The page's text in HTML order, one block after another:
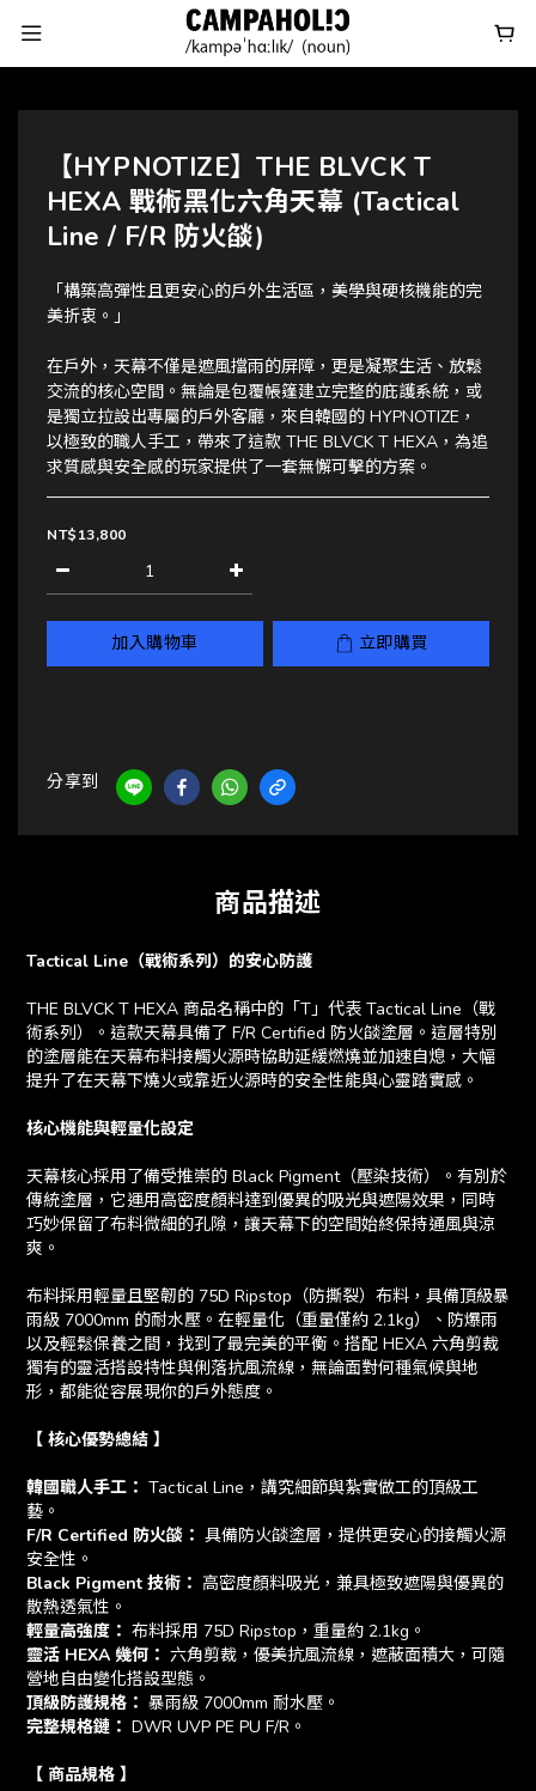
【HYPNOTIZE】THE BLVCK T
HEXA 戰術黑化六角天幕 (Tactical
Line / F/R 防火燄)
「構築高彈性且更安心的戶外生活區，美學與硬核機能的完
美折衷。」
在戶外，天幕不僅是遮風擋雨的屏障，更是凝聚生活、放鬆
交流的核心空間。無論是包覆帳篷建立完整的庇護系統，或
是獨立拉設出專屬的戶外客廳，來自韓國的 HYPNOTIZE，
以極致的職人手工，帶來了這款 THE BLVCK T HEXA，為追
求質感與安全感的玩家提供了一套無懈可擊的方案。
NT$13,800
加入購物車 立即購買
分享到
商品描述
Tactical Line（戰術系列）的安心防護
THE BLVCK T HEXA 商品名稱中的「T」代表 Tactical Line（戰
術系列）。這款天幕具備了 F/R Certified 防火燄塗層。這層特別
的塗層能在天幕布料接觸火源時協助延緩燃燒並加速自熄，大幅
提升了在天幕下燒火或靠近火源時的安全性能與心靈踏實感。
核心機能與輕量化設定
天幕核心採用了備受推崇的 Black Pigment（壓染技術）。有別於
傳統塗層，它運用高密度顏料達到優異的吸光與遮陽效果，同時
巧妙保留了布料微細的孔隙，讓天幕下的空間始終保持通風與涼
爽。
布料採用輕量且堅韌的 75D Ripstop（防撕裂）布料，具備頂級暴
雨級 7000mm 的耐水壓。在輕量化（重量僅約 2.1kg）、防爆雨
以及輕鬆保養之間，找到了最完美的平衡。搭配 HEXA 六角剪裁
獨有的靈活搭設特性與俐落抗風流線，無論面對何種氣候與地
形，都能從容展現你的戶外態度。
【 核心優勢總結 】
韓國職人手工： Tactical Line，講究細節與紮實做工的頂級工
藝。
F/R Certified 防火燄： 具備防火燄塗層，提供更安心的接觸火源
安全性。
Black Pigment 技術： 高密度顏料吸光，兼具極致遮陽與優異的
散熱透氣性。
輕量高強度： 布料採用 75D Ripstop，重量約 2.1kg。
靈活 HEXA 幾何： 六角剪裁，優美抗風流線，遮蔽面積大，可隨
營地自由變化搭設型態。
頂級防護規格： 暴雨級 7000mm 耐水壓。
完整規格鏈： DWR UVP PE PU F/R。
【 商品規格 】